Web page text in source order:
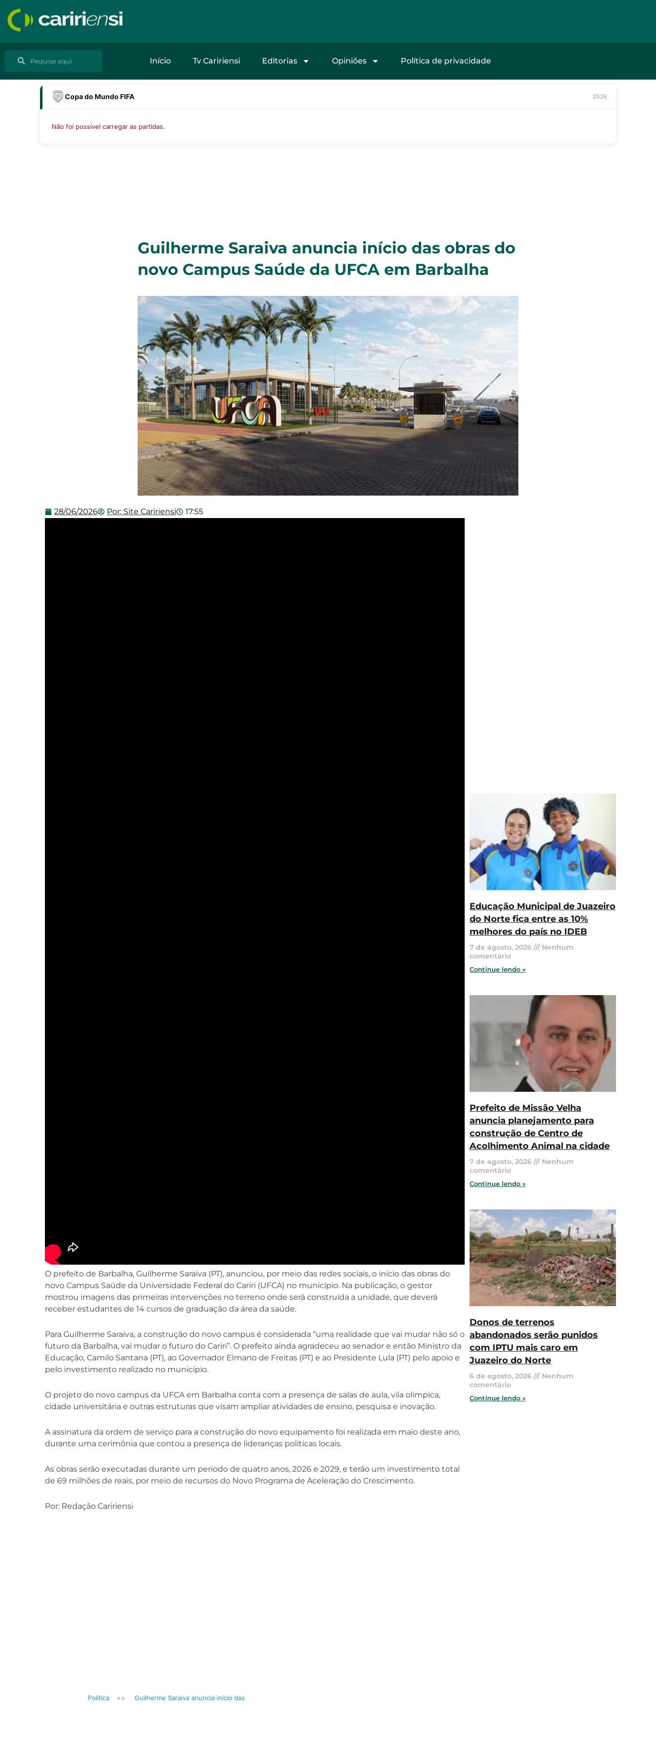
para
Pesquisar
Início Tv Caririensi Editorias Opiniões Política de privacidade
Copa do Mundo FIFA 2026
Não foi possível carregar as partidas.
Guilherme Saraiva anuncia início das obras do
novo Campus Saúde da UFCA em Barbalha
28/06/2026 Por: Site Caririensi 17:55
O prefeito de Barbalha, Guilherme Saraiva (PT), anunciou, por meio das redes sociais, o início das obras do
novo Campus Saúde da Universidade Federal do Cariri (UFCA) no município. Na publicação, o gestor
mostrou imagens das primeiras intervenções no terreno onde será construída a unidade, que deverá
receber estudantes de 14 cursos de graduação da área da saúde.
Para Guilherme Saraiva, a construção do novo campus é considerada “uma realidade que vai mudar não só o
futuro da Barbalha, vai mudar o futuro do Cariri”. O prefeito ainda agradeceu ao senador e então Ministro da
Educação, Camilo Santana (PT), ao Governador Elmano de Freitas (PT) e ao Presidente Lula (PT) pelo apoio e
pelo investimento realizado no município.
O projeto do novo campus da UFCA em Barbalha conta com a presença de salas de aula, vila olímpica,
cidade universitária e outras estruturas que visam ampliar atividades de ensino, pesquisa e inovação.
A assinatura da ordem de serviço para a construção do novo equipamento foi realizada em maio deste ano,
durante uma cerimônia que contou a presença de lideranças políticas locais.
As obras serão executadas durante um período de quatro anos, 2026 e 2029, e terão um investimento total
de 69 milhões de reais, por meio de recursos do Novo Programa de Aceleração do Crescimento.
Por: Redação Caririensi
Política >> Guilherme Saraiva anuncia início das
Educação Municipal de Juazeiro
do Norte fica entre as 10%
melhores do país no IDEB
7 de agosto, 2026
Nenhum
comentário
Continue lendo »
Prefeito de Missão Velha
anuncia planejamento para
construção de Centro de
Acolhimento Animal na cidade
7 de agosto, 2026
Nenhum
comentário
Continue lendo »
Donos de terrenos
abandonados serão punidos
com IPTU mais caro em
Juazeiro do Norte
6 de agosto, 2026
Nenhum
comentário
Continue lendo »